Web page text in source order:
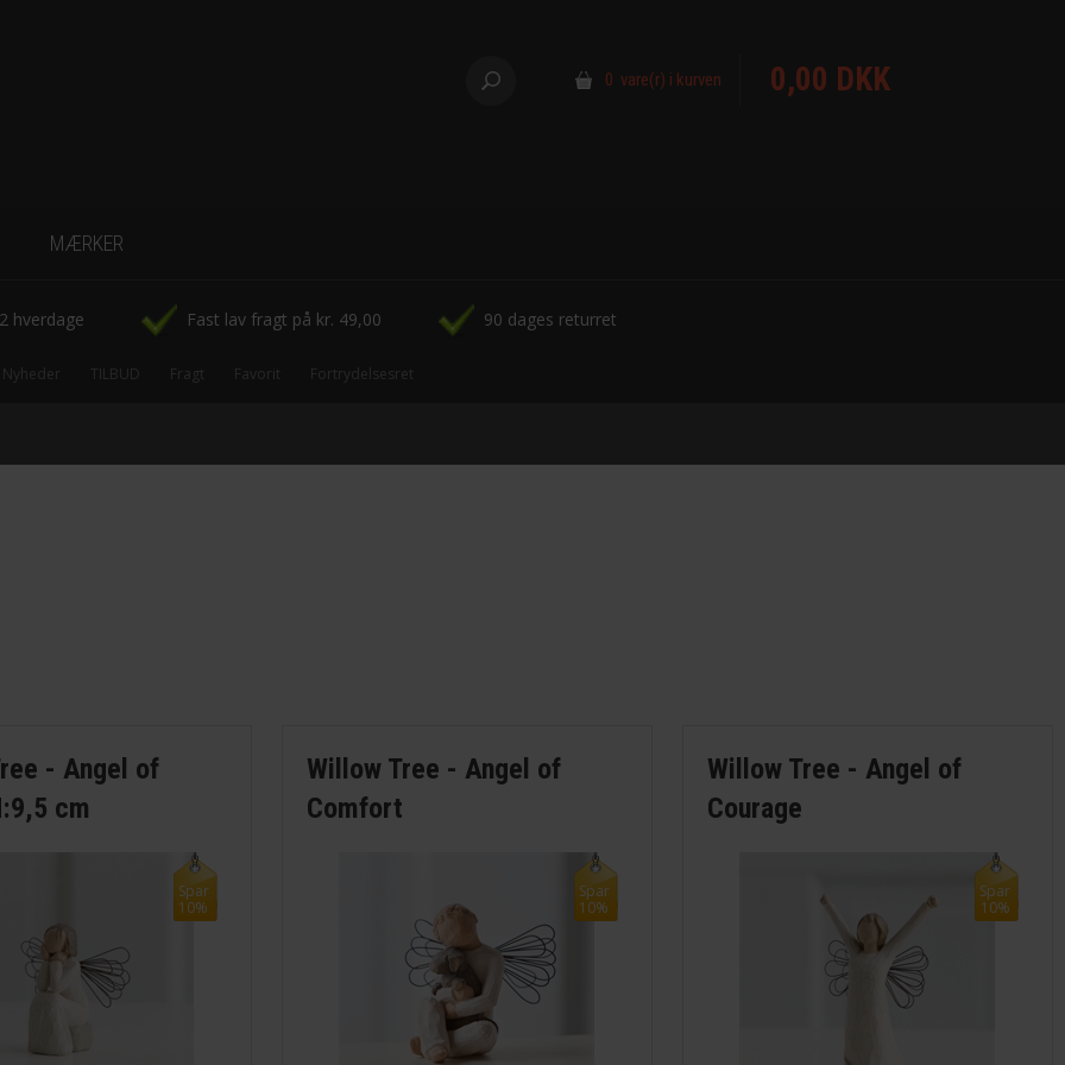
0 vare(r) i kurven 0,00 DKK
MÆRKER
-CowParade
-Disney Figurer
-Willow Tree
hverdage Fast lav fragt på kr. 49,00 90 dages returret
Nyheder TILBUD Fragt Favorit Fortrydelsesret
- Angel of
cm
Spar
10%
Willow Tree - Angel of
Comfort
Spar
10%
Willow Tree - Angel of
Courage
Spar
10%